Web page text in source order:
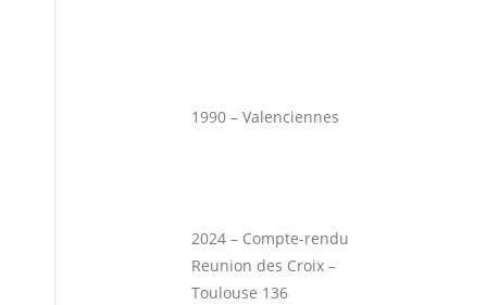
1990 – Valenciennes
2024 – Compte-rendu
Reunion des Croix –
Toulouse 136